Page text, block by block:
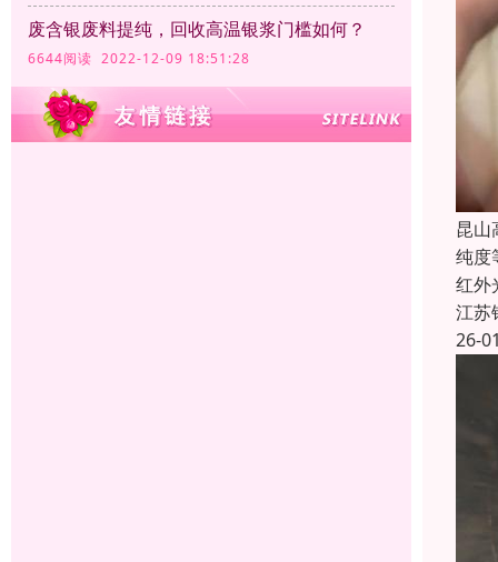
废含银废料提纯，回收高温银浆门槛如何？
6644阅读 2022-12-09 18:51:28
昆山
纯度
红外
江苏
26-